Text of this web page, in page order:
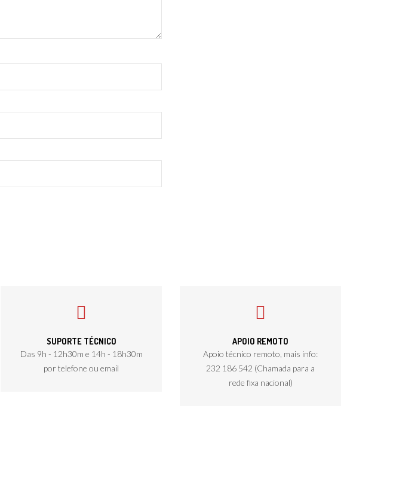
SUPORTE TÉCNICO
Das 9h - 12h30m e 14h - 18h30m
por telefone ou email
APOIO REMOTO
Apoio técnico remoto, mais info:
232 186 542 (Chamada para a
rede fixa nacional)